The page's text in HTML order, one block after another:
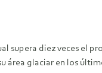
supera diez veces el
área glaciar en los